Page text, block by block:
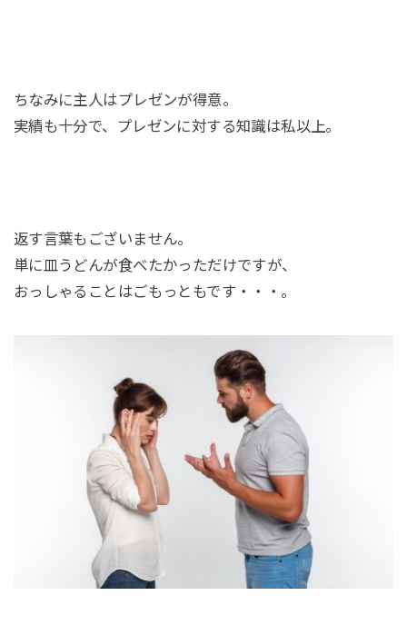
ちなみに主人はプレゼンが得意。
実績も十分で、プレゼンに対する知識は私以上。
返す言葉もございません。
単に皿うどんが食べたかっただけですが、
おっしゃることはごもっともです・・・。